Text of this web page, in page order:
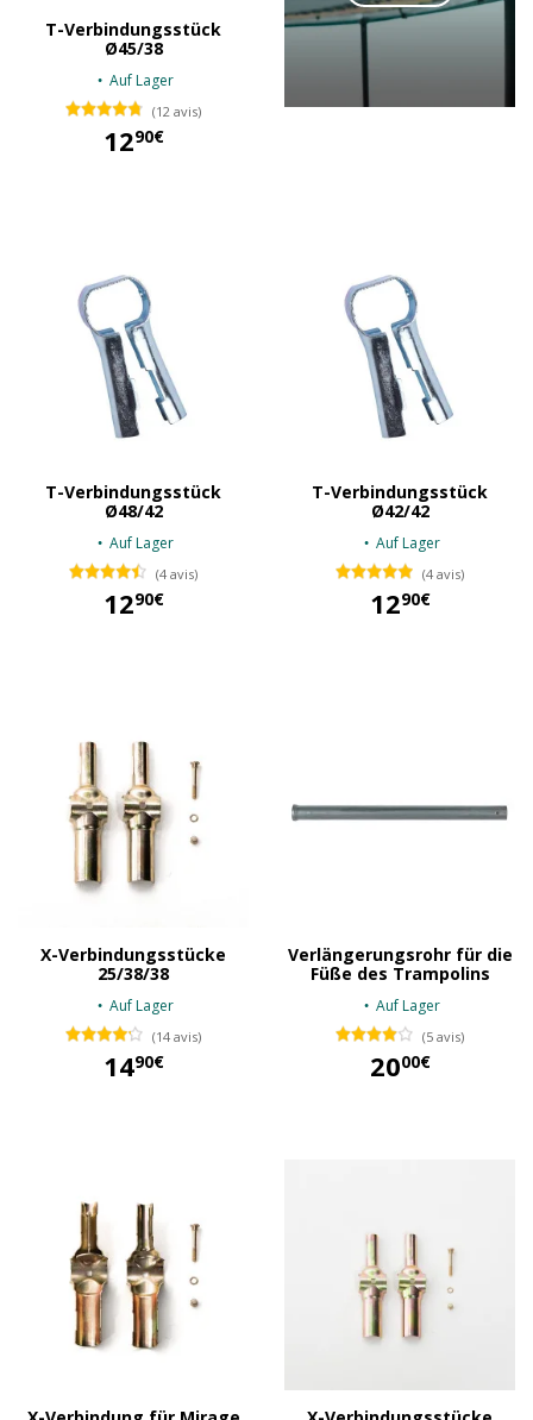
T-Verbindungsstück
Ø45/38
Auf Lager
(12 avis)
1290€
T-Verbindungsstück
Ø48/42
Auf Lager
(4 avis)
1290€
T-Verbindungsstück
Ø42/42
Auf Lager
(4 avis)
1290€
X-Verbindungsstücke
25/38/38
Auf Lager
(14 avis)
1490€
Verlängerungsrohr für die
Füße des Trampolins
Auf Lager
(5 avis)
2000€